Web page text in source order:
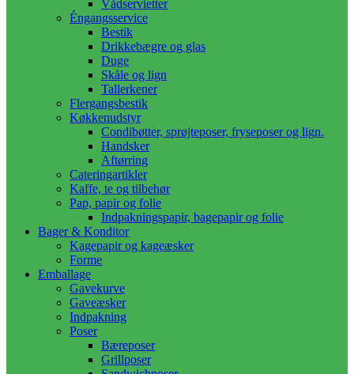
Vådservietter
Éngangsservice
Bestik
Drikkebægre og glas
Duge
Skåle og lign
Tallerkener
Flergangsbestik
Køkkenudstyr
Condibøtter, sprøjteposer, fryseposer og lign.
Handsker
Aftørring
Cateringartikler
Kaffe, te og tilbehør
Pap, papir og folie
Indpakningspapir, bagepapir og folie
Bager & Konditor
Kagepapir og kageæsker
Forme
Emballage
Gavekurve
Gaveæsker
Indpakning
Poser
Bæreposer
Grillposer